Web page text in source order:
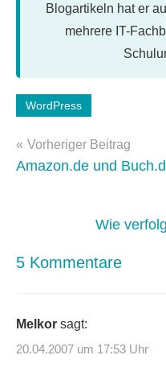
Blogartikeln hat er
mehrere IT-
Schlagwörter:
WordPress,
wordpress-
WordPress
Beitragsnavigation
Vorheriger Beitrag
Amazon.de und
Wie
5 Kommentare
Melkor sagt:
20.04.2007 um 17:53 Uhr